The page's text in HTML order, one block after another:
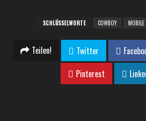
SCHLÜSSELWORTE COWBOY MOBILE
Teilen! Twitter
Pinterest